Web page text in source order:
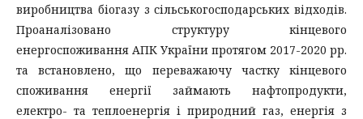
виробництва біогазу з сільськогосподарських відходів.
Проаналізовано структуру кінцевого
енергоспоживання АПК України протягом 2017-2020 рр.
та встановлено, що переважаючу частку кінцевого
споживання енергії займають нафтопродукти,
електро- та теплоенергія і природний газ, енергія з